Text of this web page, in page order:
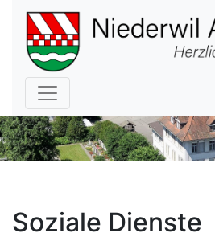
Hauptnavigation
Soziale Dienste